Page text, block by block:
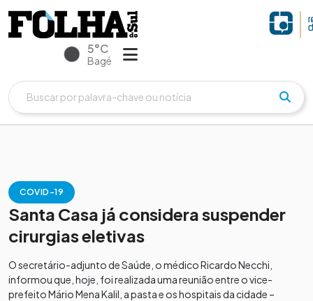
5°C
Bagé
COVID-19
Santa Casa já considera suspender
cirurgias eletivas
O secretário-adjunto de Saúde, o médico Ricardo Necchi,
informou que, hoje, foi realizada uma reunião entre o vice-
prefeito Mário Mena Kalil, a pasta e os hospitais da cidade –